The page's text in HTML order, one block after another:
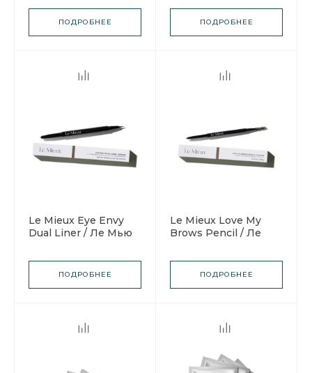
Лаб Увлажняющее
средство для
ПОДРОБНЕЕ
Прозрачный
солнцезащитный
ПОДРОБНЕЕ
Le Mieux Eye Envy
Dual Liner / Ле Мью
для глаз
ПОДРОБНЕЕ
Le Mieux Love My
Brows Pencil / Ле
бровей
ПОДРОБНЕЕ